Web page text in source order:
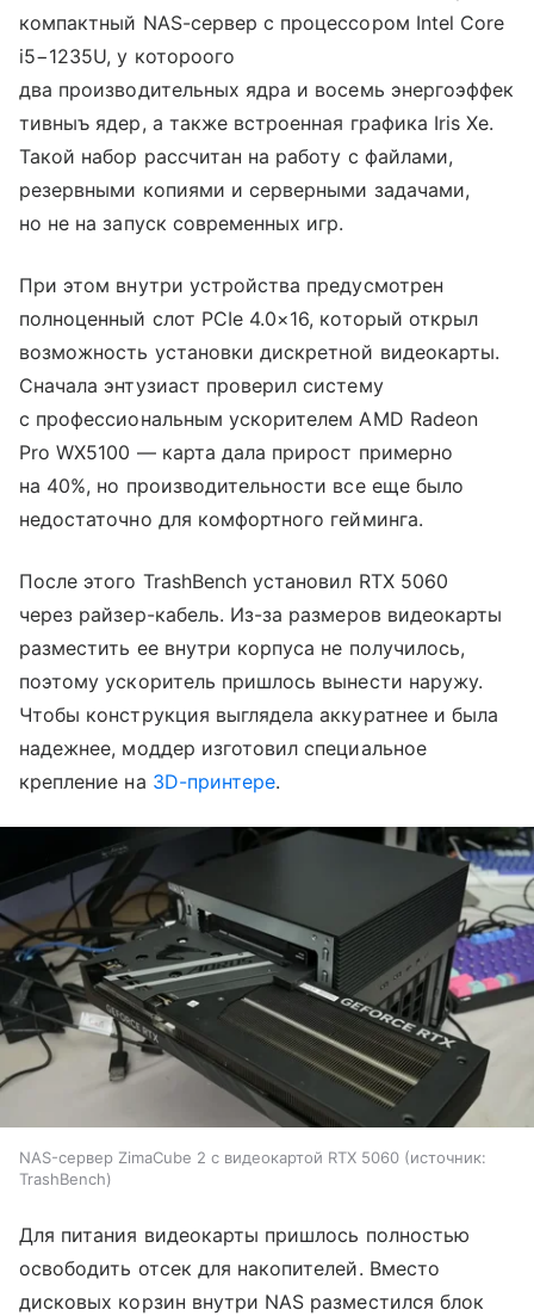
компактный NAS-сервер с процессором Intel Core
i5−1235U, у котороого
два производительных ядра и восемь энергоэффек
тивныъ ядер, а также встроенная графика Iris Xe.
Такой набор рассчитан на работу с файлами,
резервными копиями и серверными задачами,
но не на запуск современных игр.
При этом внутри устройства предусмотрен
полноценный слот PCIe 4.0×16, который открыл
возможность установки дискретной видеокарты.
Сначала энтузиаст проверил систему
с профессиональным ускорителем AMD Radeon
Pro WX5100 — карта дала прирост примерно
на 40%, но производительности все еще было
недостаточно для комфортного гейминга.
После этого TrashBench установил RTX 5060
через райзер-кабель. Из-за размеров видеокарты
разместить ее внутри корпуса не получилось,
поэтому ускоритель пришлось вынести наружу.
Чтобы конструкция выглядела аккуратнее и была
надежнее, моддер изготовил специальное
крепление на 3D-принтере.
NAS-сервер ZimaCube 2 с видеокартой RTX 5060
источник:
TrashBench
Для питания видеокарты пришлось полностью
освободить отсек для накопителей. Вместо
дисковых корзин внутри NAS разместился блок